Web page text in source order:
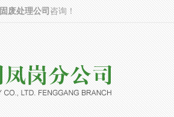
固废处理公司咨询！